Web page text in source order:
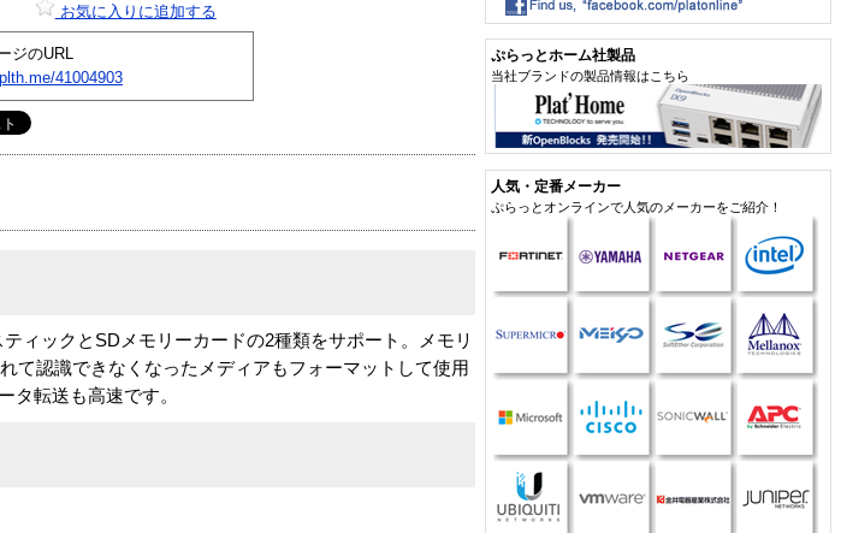
お気に入りに追加する
ジのURL
41004903
ィックとSDメモリーカードの2種類をサポート。メモリ
て認識できなくなったメディアもフォーマットして使用
タ転送も高速です。
ぷらっとホーム社製品
当社ブランドの製品情報はこちら
人気・定番メーカー
ぷらっとオンラインで人気のメーカーをご紹介！